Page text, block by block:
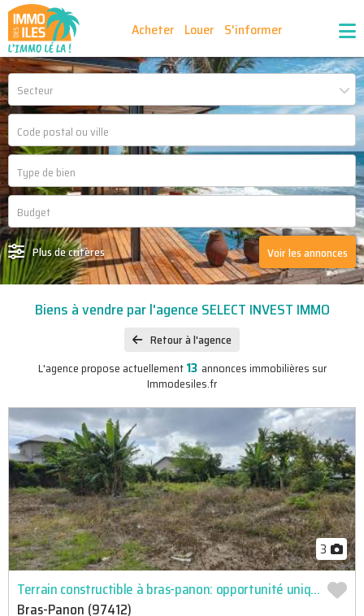
Acheter Louer S'informer
Nos outils Ma sélection d'annonces
Recrutement Partenaires
Secteur
Plus de critères Voir les annonces
Biens à vendre par l'agence SELECT INVEST IMMO
Retour à l'agence
L'agence propose actuellement13 annonces immobilières sur
Immodesiles.fr
3
Terrain constructible à bras-panon: opportunité unique!
Bras-Panon (97412)